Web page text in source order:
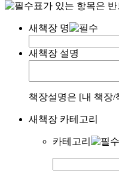
표가 있는 항목은
새책장 명
새책장 설명
책장설명은 [내 책장
새책장 카테고리
카테고리